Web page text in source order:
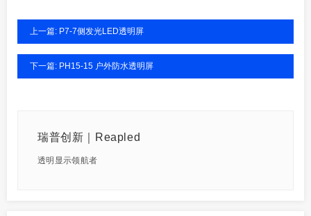
上一篇: P7-7侧发光LED透明屏
下一篇: PH15-15 户外防水透明屏
瑞普创新｜Reapled
透明显示领航者